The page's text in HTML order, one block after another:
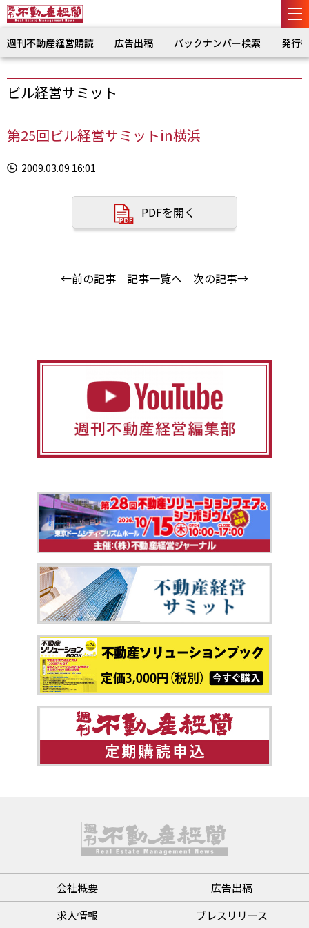
週刊不動産経営購読 広告出稿 バックナンバー検索 発行
ビル経営サミット
第25回ビル経営サミットin横浜
2009.03.09 16:01
PDFを開く
←前の記事 記事一覧へ 次の記事→
会社概要
広告出稿
求人情報
プレスリリース